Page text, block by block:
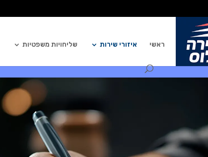
ראשי איזורי שירות שליחויות משפטיות